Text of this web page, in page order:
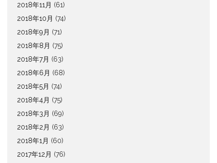
2018年11月 (61)
2018年10月 (74)
2018年9月 (71)
2018年8月 (75)
2018年7月 (63)
2018年6月 (68)
2018年5月 (74)
2018年4月 (75)
2018年3月 (69)
2018年2月 (63)
2018年1月 (60)
2017年12月 (76)